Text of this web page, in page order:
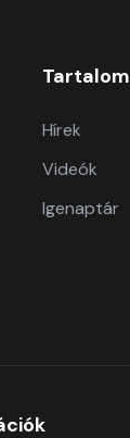
Tartalom
Hírek
Videók
Igenaptár